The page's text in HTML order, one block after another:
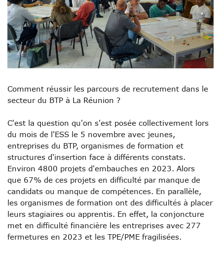
Comment réussir les parcours de recrutement dans le
secteur du BTP à La Réunion ?
C'est la question qu'on s'est posée collectivement lors
du mois de l'ESS le 5 novembre avec jeunes,
entreprises du BTP, organismes de formation et
structures d'insertion face à différents constats.
Environ 4800 projets d'embauches en 2023. Alors
que 67% de ces projets en difficulté par manque de
candidats ou manque de compétences. En parallèle,
les organismes de formation ont des difficultés à placer
leurs stagiaires ou apprentis. En effet, la conjoncture
met en difficulté financière les entreprises avec 277
fermetures en 2023 et les TPE/PME fragilisées.